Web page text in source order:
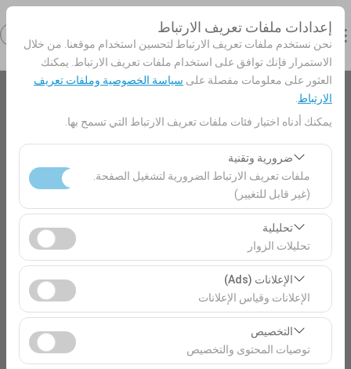
إعدادات ملفات تعريف الارتباط
نحن نستخدم ملفات تعريف الارتباط لتحسين استخدام موقعنا. من خلال
الاستمرار فإنك توافق على استخدام ملفات تعريف الارتباط. يمكنك
العثور على معلومات مفصلة على سياسة الخصوصية وملفات تعريف
الارتباط
يمكنك أدناه اختيار فئات ملفات تعريف الارتباط التي تسمح بها.
ضرورية وتقنية
ملفات تعريف الارتباط الضرورية لتشغيل الصفحة.
(غير قابل للتغيير)
تعد ملفات تعريف الارتباط هذه ضرورية لعمل الموقع بشكل
صحيح، والأمان، وإدارة الجلسات، والوظائف الأساسية. لا يمكن
تعطيلها.
تحليلية
تحليلات الزوار
تتيح لنا ملفات تعريف الارتباط هذه تحليل كيفية استخدام موقعنا
(عدد الزوار، الصفحات الأكثر زيارة، سلوك المستخدمين).
تُستخدم هذه البيانات لقياس أداء الموقع وتحسين تجربة
المستخدم بشكل مستمر.
الإعلانات (Ads)
الإعلانات وقياس الإعلانات
تتيح لنا ملفات تعريف الارتباط هذه عرض إعلانات مخصصة
تتناسب مع اهتماماتك وقياس فعالية حملاتنا الإعلانية (عدد مرات
الظهور، معدل النقر).
التخصيص
توصيات المحتوى والتخصيص
بيك اب الموقع
تحديد موقع مختلف الانزال
تاريخ الالتقاط والوقت
تاريخ العودة والوقت
09:00